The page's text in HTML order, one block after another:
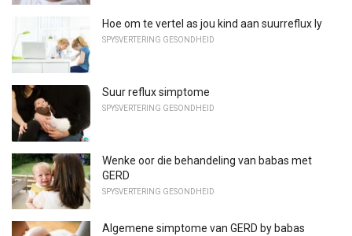
Hoe om te vertel as jou kind aan suurreflux ly
SPYSVERTERING GESONDHEID
Suur reflux simptome
SPYSVERTERING GESONDHEID
Wenke oor die behandeling van babas met
GERD
SPYSVERTERING GESONDHEID
Algemene simptome van GERD by babas